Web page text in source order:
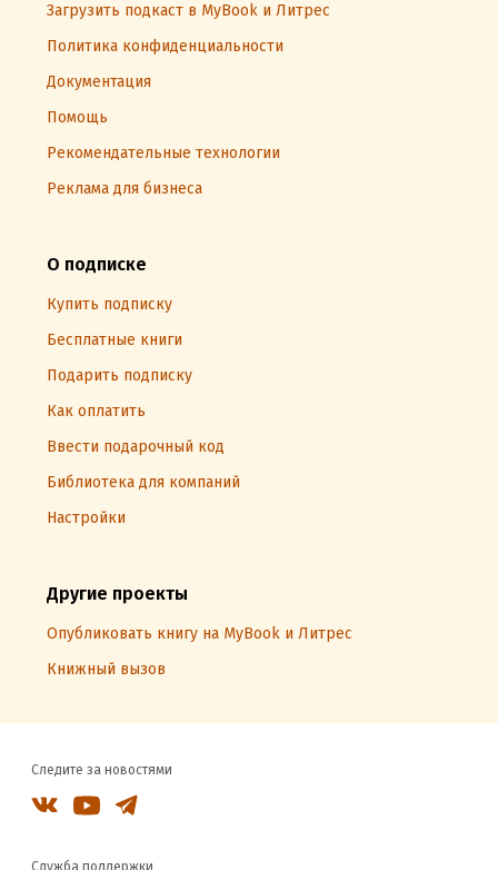
Загрузить подкаст в MyBook и Литрес
Политика конфиденциальности
Документация
Помощь
Рекомендательные технологии
Реклама для бизнеса
О подписке
Купить подписку
Бесплатные книги
Подарить подписку
Как оплатить
Ввести подарочный код
Библиотека для компаний
Настройки
Другие проекты
Опубликовать книгу на MyBook и Литрес
Книжный вызов
Следите за новостями
Служба поддержки